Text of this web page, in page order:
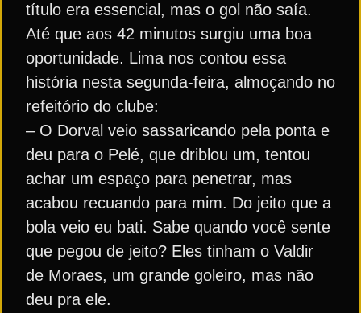
título era essencial, mas o gol não saía.
Até que aos 42 minutos surgiu uma boa
oportunidade. Lima nos contou essa
história nesta segunda-feira, almoçando no
refeitório do clube:
– O Dorval veio sassaricando pela ponta e
deu para o Pelé, que driblou um, tentou
achar um espaço para penetrar, mas
acabou recuando para mim. Do jeito que a
bola veio eu bati. Sabe quando você sente
que pegou de jeito? Eles tinham o Valdir
de Moraes, um grande goleiro, mas não
deu pra ele.